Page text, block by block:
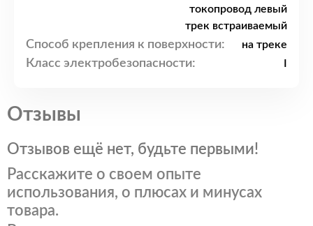
токопровод левый
трек встраиваемый
Способ крепления к поверхности: на треке
Класс электробезопасности:
Отзывы
Отзывов ещё нет, будьте первыми!
Расскажите о своем опыте
использования, о плюсах и минусах
товара.